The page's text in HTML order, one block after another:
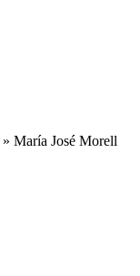
» María José Morell